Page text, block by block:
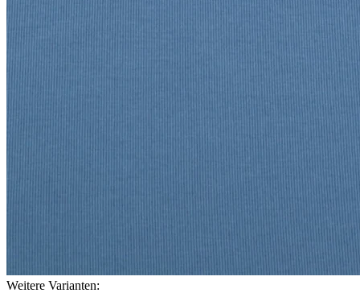
Weitere Varianten: